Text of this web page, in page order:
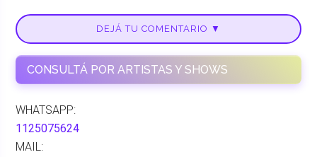
DEJÁ TU COMENTARIO ▼
CONSULTÁ POR ARTISTAS Y SHOWS
WHATSAPP:
1125075624
MAIL: